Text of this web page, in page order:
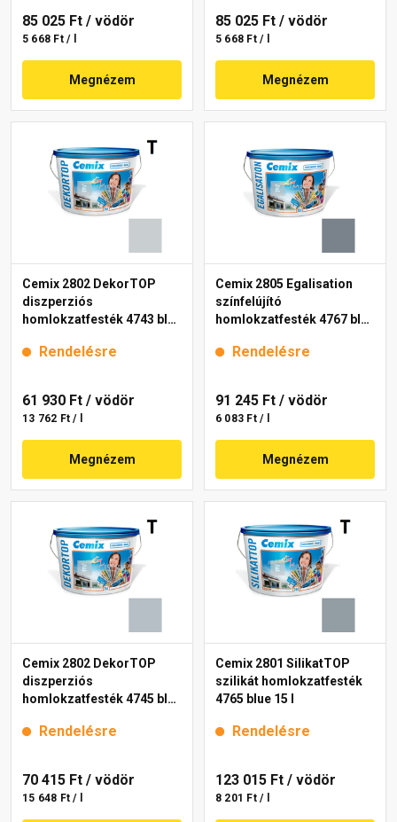
85 025 Ft / vödör
5 668 Ft / l
Megnézem
85 025 Ft / vödör
5 668 Ft / l
Megnézem
Cemix 2802 DekorTOP
diszperziós
homlokzatfesték 4743 blue
Rendelésre
61 930 Ft / vödör
13 762 Ft / l
Megnézem
Cemix 2805 Egalisation
színfelújító
homlokzatfesték 4767 blue
Rendelésre
91 245 Ft / vödör
6 083 Ft / l
Megnézem
Cemix 2802 DekorTOP
diszperziós
homlokzatfesték 4745 blue
Rendelésre
70 415 Ft / vödör
15 648 Ft / l
Cemix 2801 SilikatTOP
szilikát homlokzatfesték
4765 blue 15 l
Rendelésre
123 015 Ft / vödör
8 201 Ft / l